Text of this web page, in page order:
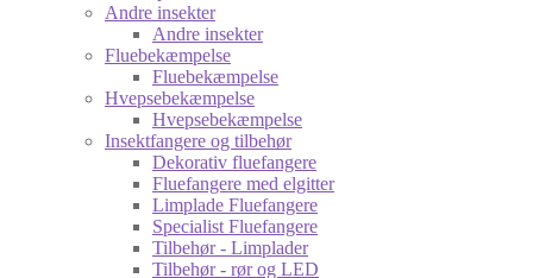
Andre insekter
Andre insekter
Fluebekæmpelse
Fluebekæmpelse
Hvepsebekæmpelse
Hvepsebekæmpelse
Insektfangere og tilbehør
Dekorativ fluefangere
Fluefangere med elgitter
Limplade Fluefangere
Specialist Fluefangere
Tilbehør - Limplader
Tilbehør - rør og LED